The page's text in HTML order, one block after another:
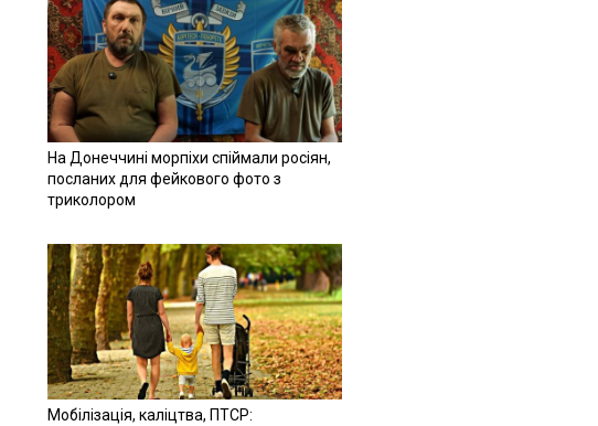
На Донеччині морпіхи спіймали росіян,
посланих для фейкового фото з
триколором
Мобілізація, каліцтва, ПТСР: